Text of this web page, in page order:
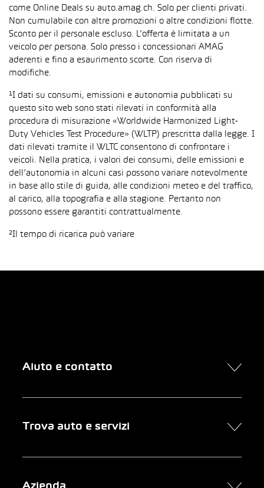
come Online Deals su auto.amag.ch. Solo per clienti privati.
Non cumulabile con altre promozioni o altre condizioni flotte.
Sconto per il personale escluso. L’offerta è limitata a un
veicolo per persona. Solo presso i concessionari AMAG
aderenti e fino a esaurimento scorte. Con riserva di
modifiche.
¹I dati su consumi, emissioni e autonomia pubblicati su
questo sito web sono stati rilevati in conformità alla
procedura di misurazione «Worldwide Harmonized Light-
Duty Vehicles Test Procedure» (WLTP) prescritta dalla legge. I
dati rilevati tramite il WLTC consentono di confrontare i
veicoli. Nella pratica, i valori dei consumi, delle emissioni e
dell’autonomia in alcuni casi possono variare notevolmente
in base allo stile di guida, alle condizioni meteo e del traffico,
al carico, alla topografia e alla stagione. Pertanto non
possono essere garantiti contrattualmente.
²Il tempo di ricarica può variare
Aiuto e contatto
Trova auto e servizi